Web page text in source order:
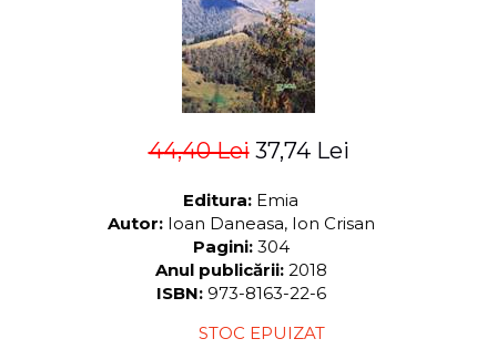
ȘTIINȚE ECONOMICE
EDUCAȚIE FIZICĂ ȘI SPORT
PROMOȚIILE LUNII
44,40 Lei 37,74 Lei
Editura: Emia
Autor: Ioan Daneasa, Ion Crisan
Pagini: 304
Anul publicării: 2018
ISBN: 973-8163-22-6
STOC EPUIZAT